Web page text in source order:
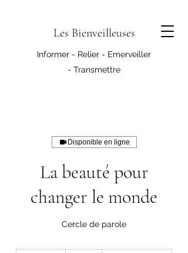
Les Bienveilleuses
Informer - Relier - Emerveiller
- Transmettre
Disponible en ligne
La beauté pour
changer le monde
Cercle de parole